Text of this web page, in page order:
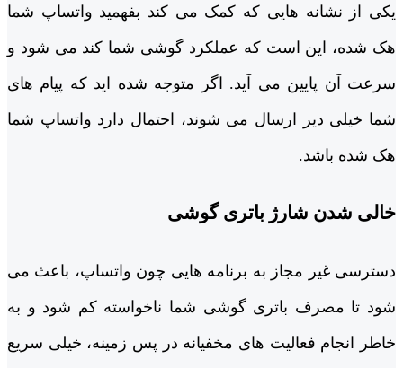
یکی از نشانه‌ هایی که کمک می ‌کند بفهمید واتساپ شما
هک شده، این است که عملکرد گوشی شما کند می‌ شود و
سرعت آن پایین می آید. اگر متوجه شده ‌اید که پیام‌ های
شما خیلی دیر ارسال می ‌شوند، احتمال دارد واتساپ شما
هک شده باشد.
خالی شدن شارژ باتری گوشی
دسترسی غیر مجاز به برنامه ‌هایی چون واتساپ، باعث می‌
شود تا مصرف باتری گوشی شما ناخواسته کم شود و به
خاطر انجام فعالیت ‌های مخفیانه در پس زمینه، خیلی سریع